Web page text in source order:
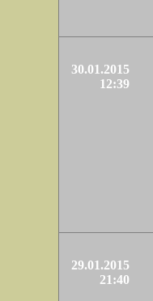
30.01.2015
12:39
29.01.2015
21:40